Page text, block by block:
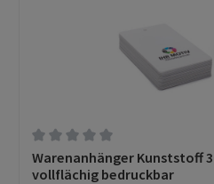
Durchschnittliche Bewertung
Warenanhänger Kunststoff
vollflächig bedruckbar